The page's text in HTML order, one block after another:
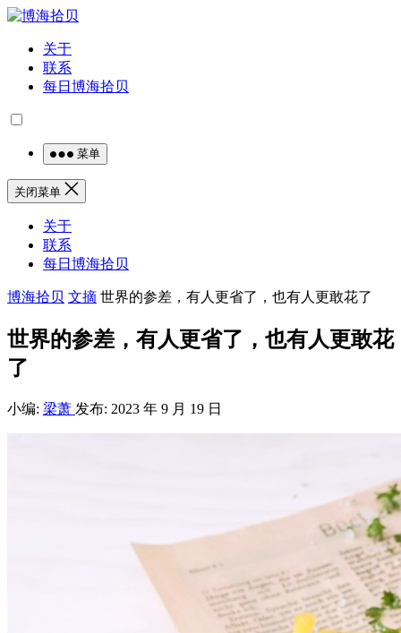
关于
联系
每日博海拾贝
菜单
关闭菜单
关于
联系
每日博海拾贝
博海拾贝 文摘 世界的参差，有人更省了，也有人更敢花了
世界的参差，有人更省了，也有人更敢花
了
小编: 梁萧 发布: 2023 年 9 月 19 日